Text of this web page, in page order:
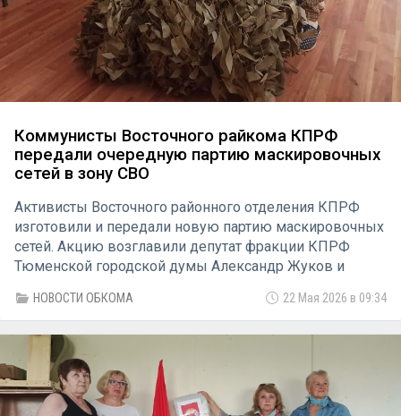
Коммунисты Восточного райкома КПРФ
передали очередную партию маскировочных
сетей в зону СВО
Активисты Восточного районного отделения КПРФ
изготовили и передали новую партию маскировочных
сетей. Акцию возглавили депутат фракции КПРФ
Тюменской городской думы Александр Жуков и
Любовь Тихомирова.
НОВОСТИ ОБКОМА 22 Мая 2026 в 09:34